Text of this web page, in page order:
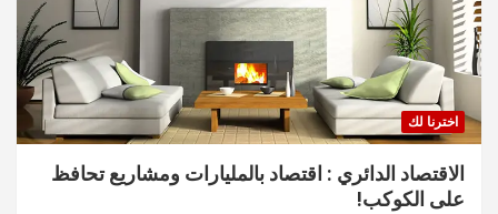
اخترنا لك
الاقتصاد الدائري : اقتصاد بالمليارات ومشاريع تحافظ
على الكوكب!